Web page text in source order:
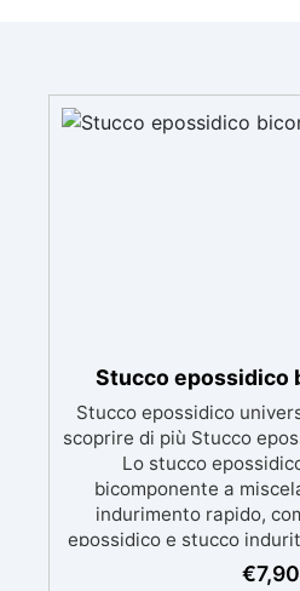
Stucco epossidico
Stucco epossidico
scoprire di più Stucco
Lo stucco
bicomponente a
indurimento rapido,
epossidico e stucco
riparazioni e riparazioni di
€7,90